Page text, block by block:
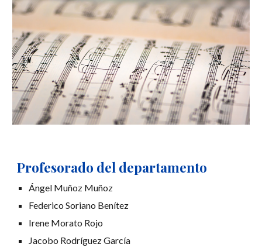
Profesorado del departamento
Ángel Muñoz Muñoz
Federico Soriano Benítez
Irene Morato Rojo
Jacobo Rodríguez García